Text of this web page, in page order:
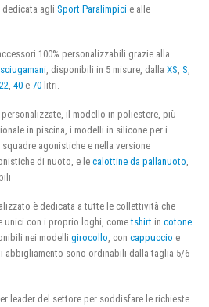
agli Sport Paralimpici e alle
100% personalizzabili grazie alla
, disponibili in 5 misure, dalla XS S
22 40 e 70 litri.
il modello in poliestere, più
in piscina, i modelli in silicone per i
agonistiche e nella versione
di nuoto, e le calottine da pallanuoto,
è dedicata a tutte le collettività che
unici con i proprio loghi, cometshirt in cotone
nei modelli girocollo, con cappuccio e
abbigliamento sono ordinabili dalla taglia 5/6
leader del settore per soddisfare le richieste